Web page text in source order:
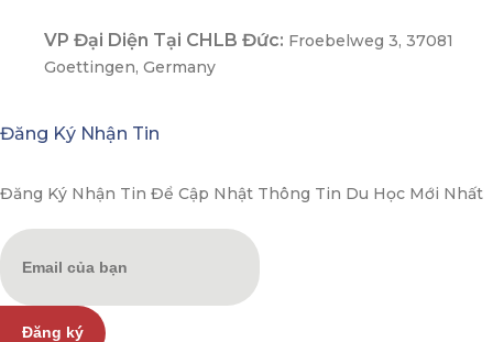
VP Đại Diện Tại CHLB Đức: Froebelweg 3, 37081
Goettingen, Germany
Đăng Ký Nhận Tin
Đăng Ký Nhận Tin Để Cập Nhật Thông Tin Du Học Mới Nhất
Đăng ký